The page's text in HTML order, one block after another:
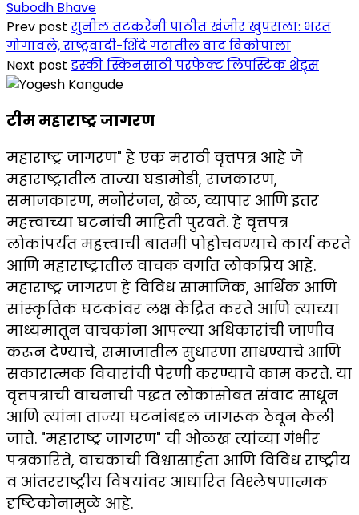
Share
Subodh Bhave
Prev post सुनील तटकरेंनी पाठीत खंजीर खुपसला: भरत
गोगावले, राष्ट्रवादी-शिंदे गटातील वाद विकोपाला
Next post डस्की स्किनसाठी परफेक्ट लिपस्टिक शेड्स
टीम महाराष्ट्र जागरण
महाराष्ट्र जागरण" हे एक मराठी वृत्तपत्र आहे जे
महाराष्ट्रातील ताज्या घडामोडी, राजकारण,
समाजकारण, मनोरंजन, खेळ, व्यापार आणि इतर
महत्त्वाच्या घटनांची माहिती पुरवते. हे वृत्तपत्र
लोकांपर्यंत महत्त्वाची बातमी पोहोचवण्याचे कार्य करते
आणि महाराष्ट्रातील वाचक वर्गात लोकप्रिय आहे.
महाराष्ट्र जागरण हे विविध सामाजिक, आर्थिक आणि
सांस्कृतिक घटकांवर लक्ष केंद्रित करते आणि त्याच्या
माध्यमातून वाचकांना आपल्या अधिकारांची जाणीव
करून देण्याचे, समाजातील सुधारणा साधण्याचे आणि
सकारात्मक विचारांची पेरणी करण्याचे काम करते. या
वृत्तपत्राची वाचनाची पद्धत लोकांसोबत संवाद साधून
आणि त्यांना ताज्या घटनांबद्दल जागरूक ठेवून केली
जाते. "महाराष्ट्र जागरण" ची ओळख त्यांच्या गंभीर
पत्रकारिते, वाचकांची विश्वासार्हता आणि विविध राष्ट्रीय
व आंतरराष्ट्रीय विषयांवर आधारित विश्लेषणात्मक
दृष्टिकोनामुळे आहे.